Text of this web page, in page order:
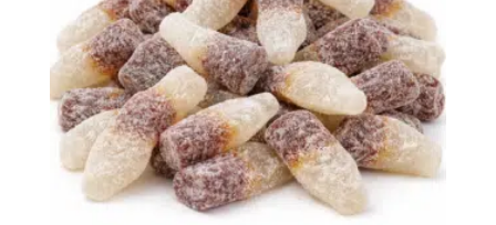
auf
der
Produktseite
gewählt
werden